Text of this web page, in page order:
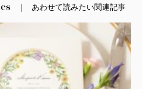
あわせて読みたい関連記事